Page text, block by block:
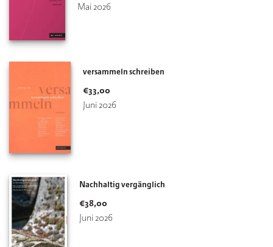
Mai 2026
versammeln schreiben
€33,00
Juni 2026
Nachhaltig vergänglich
€38,00
Juni 2026